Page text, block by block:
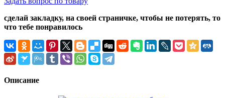
сделай закладку, на своей страничке, чтобы не потерять, то
что тебе понравилось
Описание